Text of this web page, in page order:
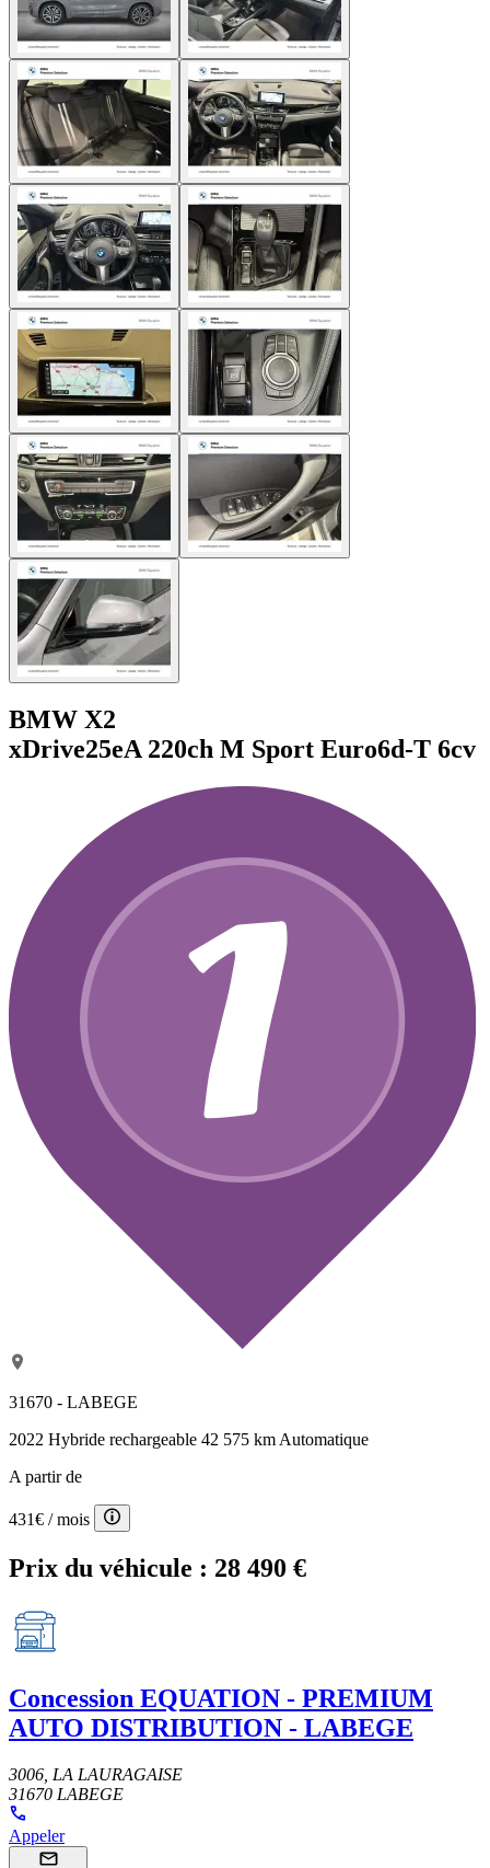
BMW X2
xDrive25eA 220ch M Sport Euro6d-T 6cv
31670 - LABEGE
2022 Hybride rechargeable 42 575 km Automatique
A partir de
431€ / mois
Prix du véhicule : 28 490 €
Concession EQUATION - PREMIUM
AUTO DISTRIBUTION - LABEGE
3006, LA LAURAGAISE
31670 LABEGE
Appeler